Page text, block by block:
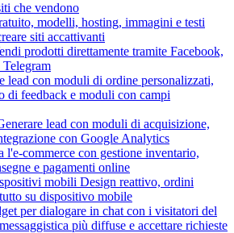
che vendono
modelli, hosting, immagini e testi
siti accattivanti
prodotti direttamente tramite Facebook,
lead con moduli di ordine personalizzati,
di feedback e moduli con campi
lead con moduli di acquisizione,
con Google Analytics
l'e-commerce con gestione inventario,
e pagamenti online
mobili Design reattivo, ordini
su dispositivo mobile
per dialogare in chat con i visitatori del
più diffuse e accettare richieste